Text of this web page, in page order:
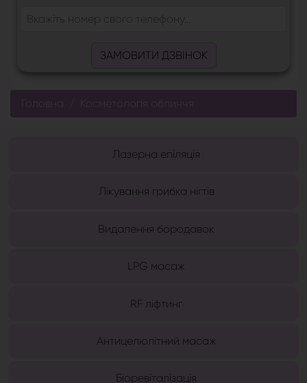
ЗАМОВИТИ ДЗВІНОК
Головна
Лазерна епіляція
Лікування грибка нігтів
Видалення бородавок
LPG масаж
RF ліфтинг
Антицелюлітний масаж
Біоревіталізація